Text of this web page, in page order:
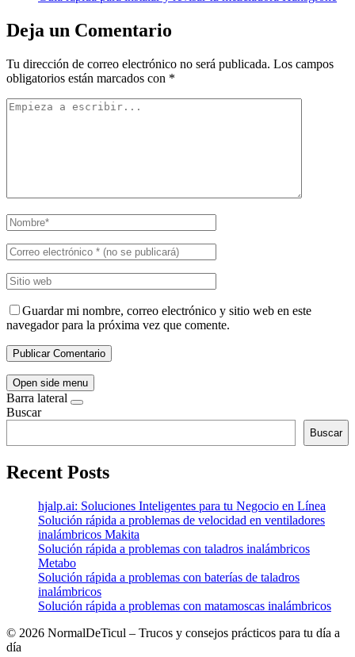
Deja un Comentario
Tu dirección de correo electrónico no será publicada. Los campos
obligatorios están marcados con *
Guardar mi nombre, correo electrónico y sitio web en este
navegador para la próxima vez que comente.
Open side menu
Barra lateral
Buscar
Buscar
Recent Posts
hjalp.ai: Soluciones Inteligentes para tu Negocio en Línea
Solución rápida a problemas de velocidad en ventiladores
inalámbricos Makita
Solución rápida a problemas con taladros inalámbricos
Metabo
Solución rápida a problemas con baterías de taladros
inalámbricos
Solución rápida a problemas con matamoscas inalámbricos
© 2026 NormalDeTicul – Trucos y consejos prácticos para tu día a
día